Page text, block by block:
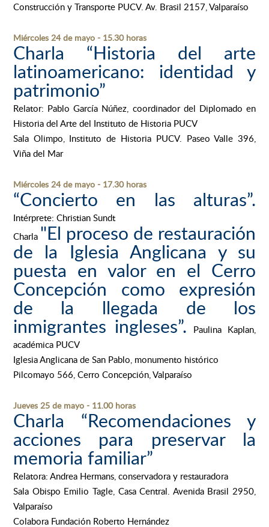
Construcción y Transporte PUCV. Av. Brasil 2157, Valparaíso
Miércoles 24 de mayo - 15.30 horas
Charla “Historia del arte
latinoamericano: identidad y
patrimonio”
Relator: Pablo García Núñez, coordinador del Diplomado en
Historia del Arte del Instituto de Historia PUCV
Sala Olimpo, Instituto de Historia PUCV. Paseo Valle 396,
Viña del Mar
Miércoles 24 de mayo - 17.30 horas
“Concierto en las alturas”.
Intérprete: Christian Sundt
Charla "El proceso de restauración
de la Iglesia Anglicana y su
puesta en valor en el Cerro
Concepción como expresión
de la llegada de los
inmigrantes ingleses”. Paulina Kaplan,
académica PUCV
Iglesia Anglicana de San Pablo, monumento histórico
Pilcomayo 566, Cerro Concepción, Valparaíso
Jueves 25 de mayo - 11.00 horas
Charla “Recomendaciones y
acciones para preservar la
memoria familiar”
Relatora: Andrea Hermans, conservadora y restauradora
Sala Obispo Emilio Tagle, Casa Central. Avenida Brasil 2950,
Valparaíso
Colabora Fundación Roberto Hernández